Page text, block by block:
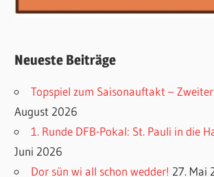
Neueste Beiträge
Topspiel zum Saisonauftakt –
August 2026
1. Runde DFB-Pokal: St. Pauli in die
Juni 2026
Dor sün wi all schon wedder! 27. Mai